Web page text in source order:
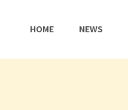
HOME NEWS